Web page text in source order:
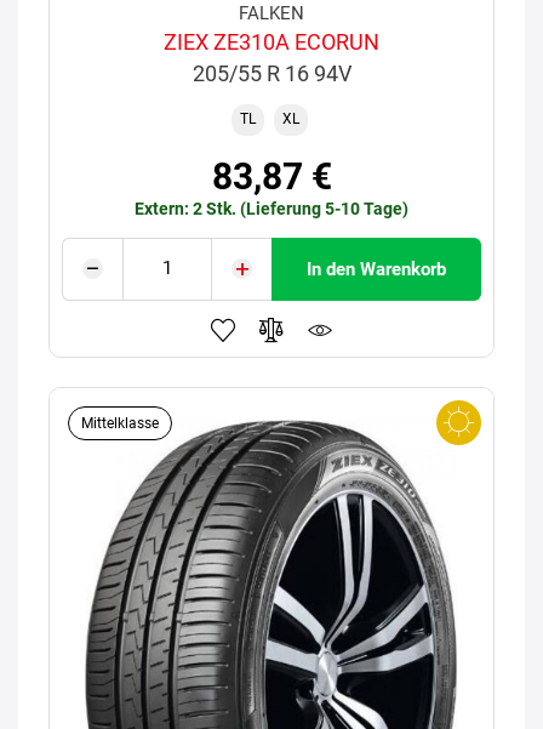
FALKEN
ZIEX ZE310A ECORUN
205/55 R 16 94V
TL XL
83,87 €
Extern: 2 Stk. (Lieferung 5-10 Tage)
In den Warenkorb
Mittelklasse